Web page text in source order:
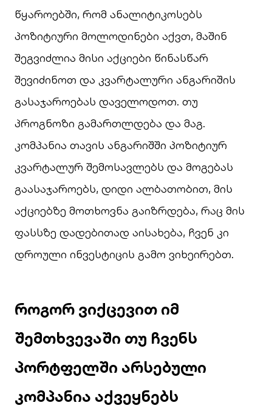
წყაროებში, რომ ანალიტიკოსებს
პოზიტიური მოლოდინები აქვთ, მაშინ
შეგვიძლია მისი აქციები წინასწარ
შევიძინოთ და კვარტალური ანგარიშის
გასაჯაროებას დაველოდოთ. თუ
პროგნოზი გამართლდება და მაგ.
კომპანია თავის ანგარიშში პოზიტიურ
კვარტალურ შემოსავლებს და მოგებას
გაასაჯაროებს, დიდი ალბათობით, მის
აქციებზე მოთხოვნა გაიზრდება, რაც მის
ფასსზე დადებითად აისახება, ჩვენ კი
დროული ინვესტიცის გამო ვიხეირებთ.
როგორ ვიქცევით იმ
შემთხვევაში თუ ჩვენს
პორტფელში არსებული
კომპანია აქვეყნებს